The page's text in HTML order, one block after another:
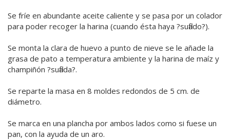
Se fríe en abundante aceite caliente y se pasa por un colador
para poder recoger la harina (cuando ésta haya ?suflado?).
Se monta la clara de huevo a punto de nieve se le añade la
grasa de pato a temperatura ambiente y la harina de maíz y
champiñón ?suflada?.
Se reparte la masa en 8 moldes redondos de 5 cm. de
diámetro.
Se marca en una plancha por ambos lados como si fuese un
pan, con la ayuda de un aro.